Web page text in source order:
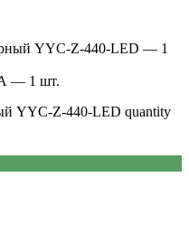
YYC-Z-440-LED — 1
— 1 шт.
YYC-Z-440-LED quantity